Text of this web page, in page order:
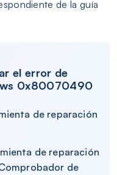
de la guía
el error de
0x80070490
de reparación
de reparación
de